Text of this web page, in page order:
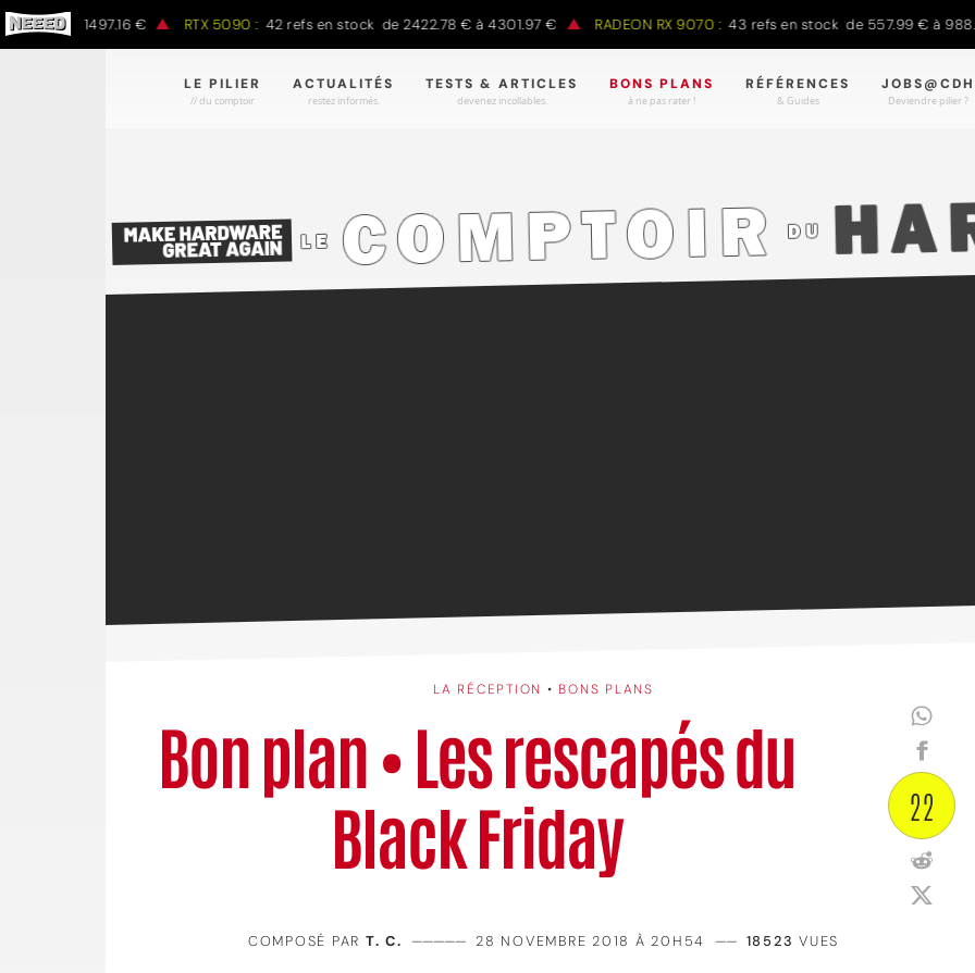
€ à 1497.16 € RTX 5090 : 42 refs en stock de 2422.78 € à 4301.97 € RADEON RX 9070 : 43 refs en stock de 557.99 € à 988.90 €
LE PILIER
// du comptoir
ACTUALITÉS
restez informés.
TESTS & ARTICLES
devenez incollables.
BONS PLANS
à ne pas rater !
RÉFÉRENCES
& Guides
JOBS@CDH
Deviendre pilier ?
LA RÉCEPTION • BONS PLANS
Bon plan • Les rescapés du
Black Friday
22
COMPOSÉ PAR T. C. ————— 28 NOVEMBRE 2018 À 20H54 —— 18523 VUES